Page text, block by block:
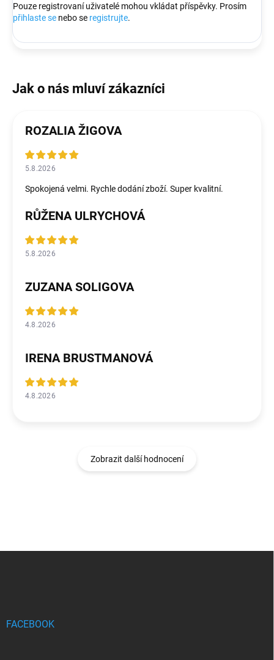
Pouze registrovaní uživatelé mohou vkládat příspěvky. Prosím
přihlaste se nebo se registrujte.
ROZALIA ŽIGOVA
5.8.2026
Spokojená velmi. Rychle dodání zboží. Super kvalitní.
RŮŽENA ULRYCHOVÁ
5.8.2026
ZUZANA SOLIGOVA
4.8.2026
IRENA BRUSTMANOVÁ
4.8.2026
Zobrazit další hodnocení
FACEBOOK